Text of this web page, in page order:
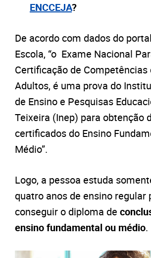
ENCCEJA?
De acordo com dados do portal
Escola, “o Exame Nacional
Certificação de Competências
Adultos, é uma prova do
de Ensino e Pesquisas
Teixeira (Inep) para obtenção
certificados do Ensino
Médio”.
Logo, a pessoa estuda
quatro anos de ensino regular
conseguir o diploma de
ensino fundamental ou médio.